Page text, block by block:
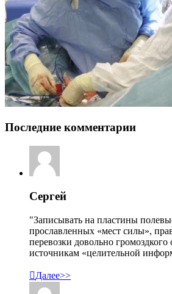
Последние комментарии
Сергей
"Записывать на пластины
прославленных «мест силы»,
перевозки довольно громоздкого
источникам «целительной
Далее>>